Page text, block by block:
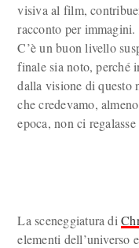
visiva al film,
racconto per immagini.
C’è un buon livello
finale sia noto, perché
dalla visione di questo
che credevamo,
epoca, non ci
La sceneggiatura di
elementi dell’universo